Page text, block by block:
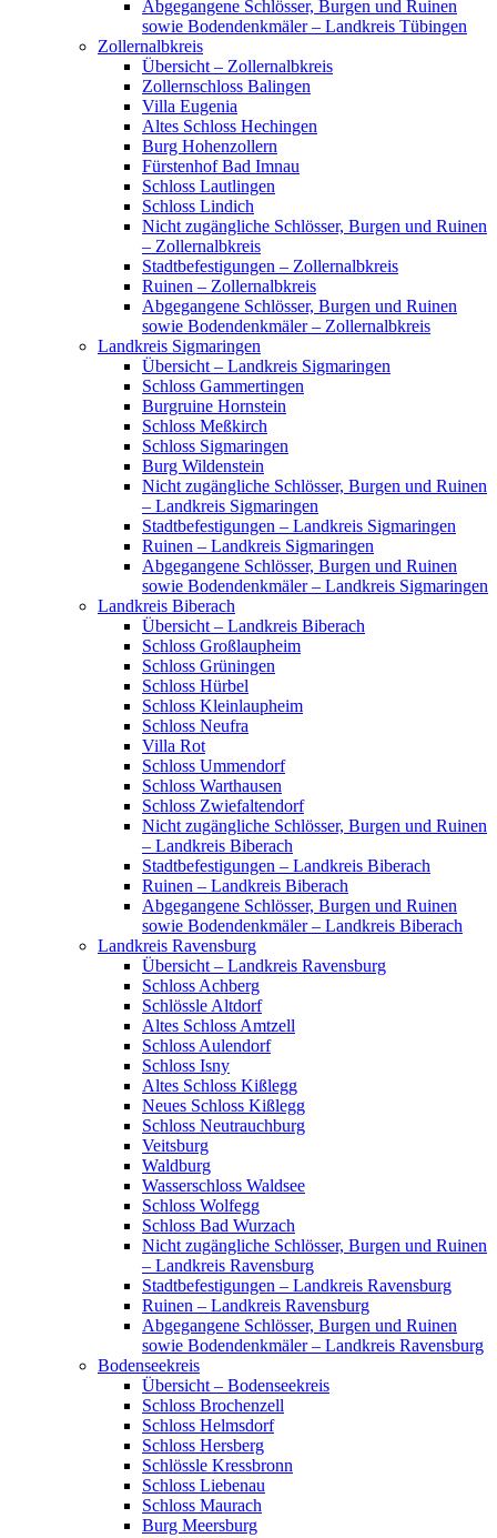
Abgegangene Schlösser, Burgen und Ruinen
sowie Bodendenkmäler – Landkreis Tübingen
Zollernalbkreis
Übersicht – Zollernalbkreis
Zollernschloss Balingen
Villa Eugenia
Altes Schloss Hechingen
Burg Hohenzollern
Fürstenhof Bad Imnau
Schloss Lautlingen
Schloss Lindich
Nicht zugängliche Schlösser, Burgen und Ruinen
– Zollernalbkreis
Stadtbefestigungen – Zollernalbkreis
Ruinen – Zollernalbkreis
Abgegangene Schlösser, Burgen und Ruinen
sowie Bodendenkmäler – Zollernalbkreis
Landkreis Sigmaringen
Übersicht – Landkreis Sigmaringen
Schloss Gammertingen
Burgruine Hornstein
Schloss Meßkirch
Schloss Sigmaringen
Burg Wildenstein
Nicht zugängliche Schlösser, Burgen und Ruinen
– Landkreis Sigmaringen
Stadtbefestigungen – Landkreis Sigmaringen
Ruinen – Landkreis Sigmaringen
Abgegangene Schlösser, Burgen und Ruinen
sowie Bodendenkmäler – Landkreis Sigmaringen
Landkreis Biberach
Übersicht – Landkreis Biberach
Schloss Großlaupheim
Schloss Grüningen
Schloss Hürbel
Schloss Kleinlaupheim
Schloss Neufra
Villa Rot
Schloss Ummendorf
Schloss Warthausen
Schloss Zwiefaltendorf
Nicht zugängliche Schlösser, Burgen und Ruinen
– Landkreis Biberach
Stadtbefestigungen – Landkreis Biberach
Ruinen – Landkreis Biberach
Abgegangene Schlösser, Burgen und Ruinen
sowie Bodendenkmäler – Landkreis Biberach
Landkreis Ravensburg
Übersicht – Landkreis Ravensburg
Schloss Achberg
Schlössle Altdorf
Altes Schloss Amtzell
Schloss Aulendorf
Schloss Isny
Altes Schloss Kißlegg
Neues Schloss Kißlegg
Schloss Neutrauchburg
Veitsburg
Waldburg
Wasserschloss Waldsee
Schloss Wolfegg
Schloss Bad Wurzach
Nicht zugängliche Schlösser, Burgen und Ruinen
– Landkreis Ravensburg
Stadtbefestigungen – Landkreis Ravensburg
Ruinen – Landkreis Ravensburg
Abgegangene Schlösser, Burgen und Ruinen
sowie Bodendenkmäler – Landkreis Ravensburg
Bodenseekreis
Übersicht – Bodenseekreis
Schloss Brochenzell
Schloss Helmsdorf
Schloss Hersberg
Schlössle Kressbronn
Schloss Liebenau
Schloss Maurach
Burg Meersburg